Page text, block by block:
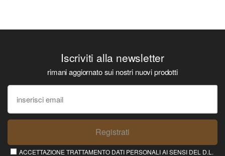
Iscriviti alla newsletter
rimani aggiornato sui nostri nuovi prodotti
Registrati
ACCETTAZIONE TRATTAMENTO DATI PERSONALI AI SENSI DEL D.L.